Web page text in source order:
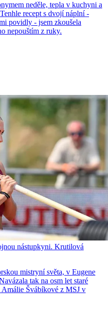
neděle, tepla v kuchyni a
recept s dvojí náplní -
povidly - jsem zkoušela
nepouštím z ruky.
nástupkyni. Krutilová
mistryní světa, v Eugene
tak na osm let staré
Amálie Švábíkové z MSJ v